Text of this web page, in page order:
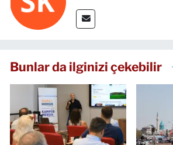
Bunlar da ilginizi çekebilir